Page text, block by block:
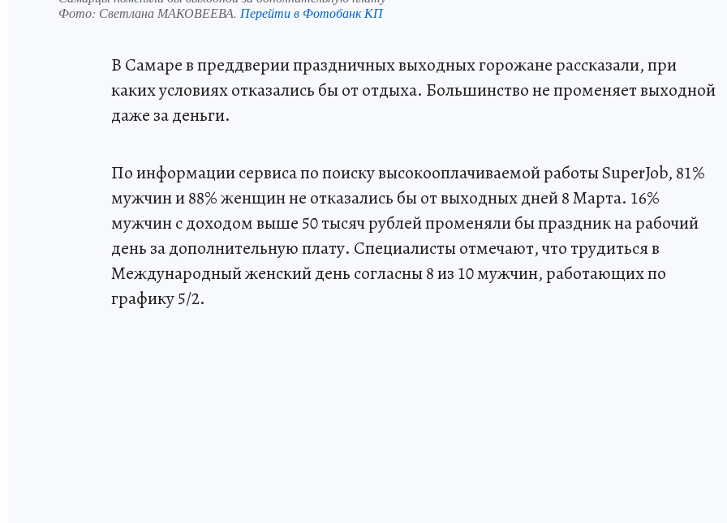
Фото: Светлана МАКОВЕЕВА. Перейти в Фотобанк КП
В Самаре в преддверии праздничных выходных горожане рассказали, при
каких условиях отказались бы от отдыха. Большинство не променяет выходной
даже за деньги.
По информации сервиса по поиску высокооплачиваемой работы SuperJob, 81%
мужчин и 88% женщин не отказались бы от выходных дней 8 Марта. 16%
мужчин с доходом выше 50 тысяч рублей променяли бы праздник на рабочий
день за дополнительную плату. Специалисты отмечают, что трудиться в
Международный женский день согласны 8 из 10 мужчин, работающих по
графику 5/2.